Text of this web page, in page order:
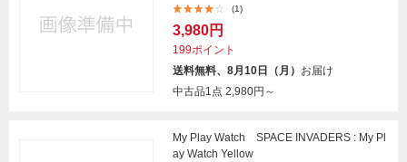
(1)
3,980円
199ポイント
送料無料、8月10日（月） お届け
中古品1点 2,980円～
My Play Watch SPACE INVADERS : My Pl
ay Watch Yellow